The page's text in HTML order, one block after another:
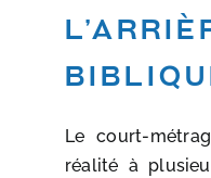
Le court-
réalité à